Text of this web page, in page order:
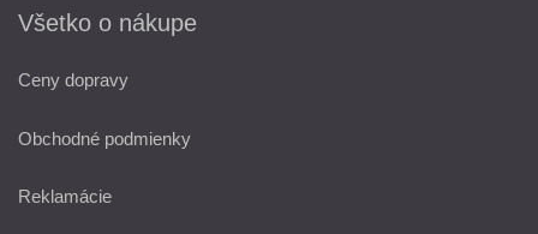
Všetko o nákupe
Ceny dopravy
Obchodné podmienky
Reklamácie